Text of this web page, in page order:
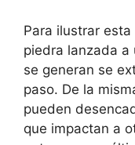
Para ilustrar
piedra lanzada a
se generan se
paso. De la
pueden
que impactan a